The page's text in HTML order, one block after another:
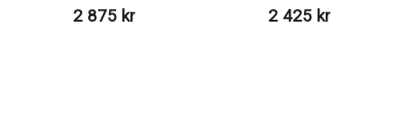
2 875 kr 2 425 kr